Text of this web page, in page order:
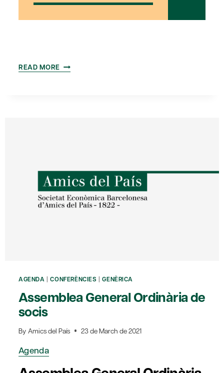
READ MORE ASSEMBLEA
AGENDA |CONFERÈNCIES |GENÈRICA
Assemblea General Ordinària de
socis
By Amics del País 23 de March de 2021
Agenda